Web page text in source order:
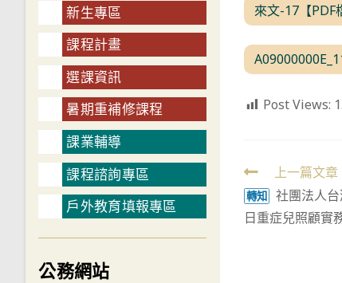
來文-17【PDF
Post Views:
Read
more
articles
上一篇文章
轉知
社團法人
日重症兒照顧實
新生專區
課程計畫
選課資訊
暑期重補修課程
課業輔導
課程諮詢專區
戶外教育填報專區
公務網站